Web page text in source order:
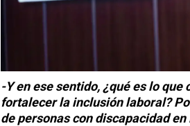
-Y en ese sentido, ¿qué es lo
fortalecer la inclusión laboral?
de personas con discapacidad